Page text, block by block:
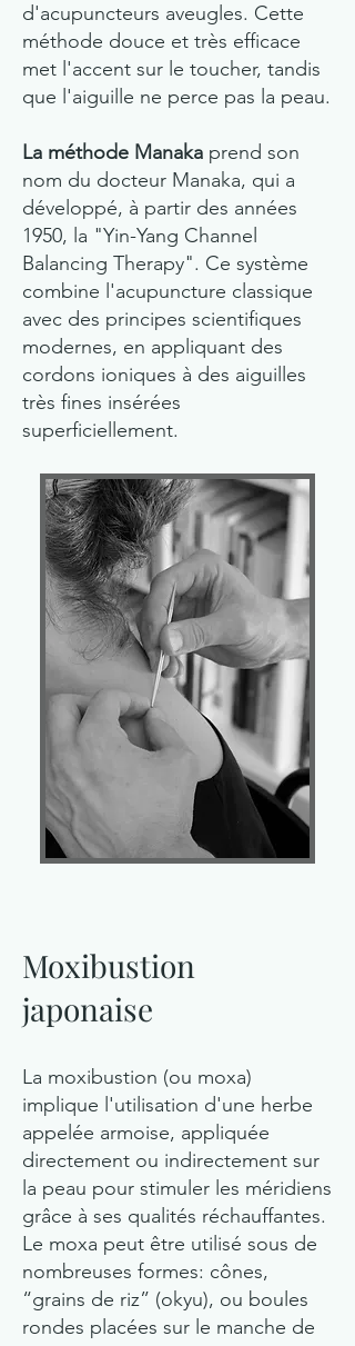
Moxibustion
japonaise
La moxibustion (ou moxa)
implique l'utilisation d'une herbe
appelée armoise, appliquée
directement ou indirectement sur
la peau pour stimuler les méridiens
grâce à ses qualités réchauffantes.
Le moxa peut être utilisé sous de
nombreuses formes: cônes,
“grains de riz” (okyu), ou boules
rondes placées sur le manche de
d'acupuncteurs aveugles. Cette
méthode douce et très efficace
met l'accent sur le toucher, tandis
que l'aiguille ne perce pas la peau.
La méthode Manaka prend son
nom du docteur Manaka, qui a
développé, à partir des années
1950, la "Yin-Yang Channel
Balancing Therapy". Ce système
combine l'acupuncture classique
avec des principes scientifiques
modernes, en appliquant des
cordons ioniques à des aiguilles
très fines insérées
superficiellement.